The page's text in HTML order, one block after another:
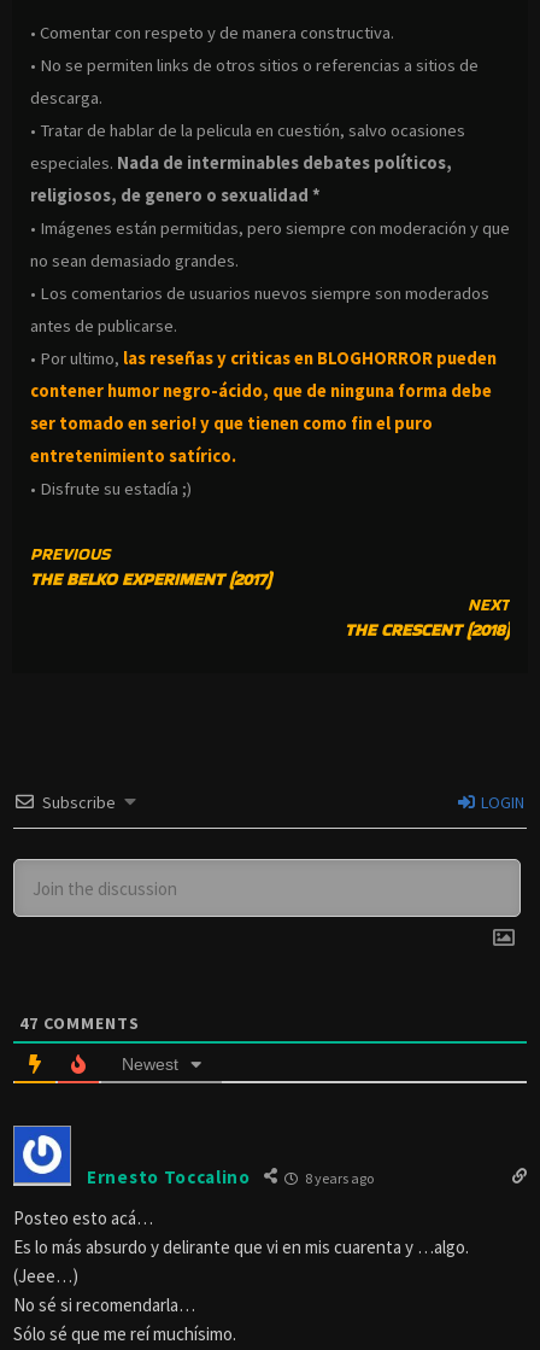
• Comentar con respeto y de manera constructiva.
• No se permiten links de otros sitios o referencias a sitios de
descarga.
• Tratar de hablar de la pelicula en cuestión, salvo ocasiones
especiales. Nada de interminables debates políticos,
religiosos, de genero o sexualidad *
• Imágenes están permitidas, pero siempre con moderación y que
no sean demasiado grandes.
• Los comentarios de usuarios nuevos siempre son moderados
antes de publicarse.
• Por ultimo, las reseñas y criticas en BLOGHORROR pueden
contener humor negro-ácido, que de ninguna forma debe
ser tomado en serio! y que tienen como fin el puro
entretenimiento satírico.
• Disfrute su estadía ;)
CONTINUE
READING
PREVIOUS
THE BELKO EXPERIMENT (2017)
NEXT
THE CRESCENT (2018)
Subscribe LOGIN
47 COMMENTS
Newest
Ernesto Toccalino 8 years ago
Posteo esto acá…
Es lo más absurdo y delirante que vi en mis cuarenta y …algo.
(Jeee…)
No sé si recomendarla…
Sólo sé que me reí muchísimo.